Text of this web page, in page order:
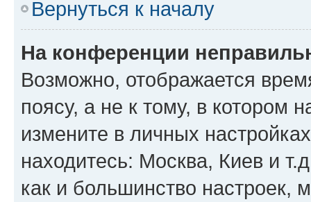
Вернуться к началу
На конференции
Возможно, отображается
поясу, а не к тому, в котором
измените в личных
находитесь: Москва, Киев и
как и большинство настроек,